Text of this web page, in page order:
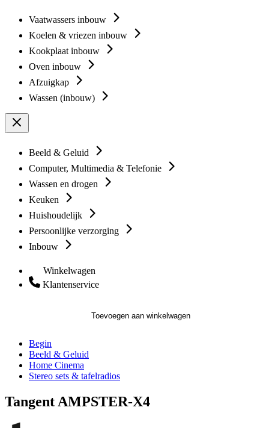
Vaatwassers inbouw
Koelen & vriezen inbouw
Kookplaat inbouw
Oven inbouw
Afzuigkap
Wassen (inbouw)
Beeld & Geluid
Computer, Multimedia & Telefonie
Wassen en drogen
Keuken
Huishoudelijk
Persoonlijke verzorging
Inbouw
Winkelwagen
Klantenservice
Toevoegen aan winkelwagen
Begin
Beeld & Geluid
Home Cinema
Stereo sets & tafelradios
Tangent AMPSTER-X4